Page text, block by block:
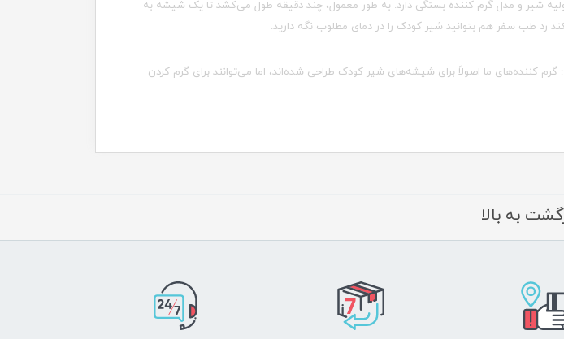
شیر و مدل گرم کننده بستگی دارد. به طور معمول، چند دقیقه طول می‌کشد تا یک شیشه به
رد طب سفر هم بتوانید شیر کودک را در دمای مطلوب نگه دارید.
کننده‌های ما اصولاً برای شیشه‌های شیر کودک طراحی شده‌اند، اما می‌توانند برای گرم کردن
به بالا